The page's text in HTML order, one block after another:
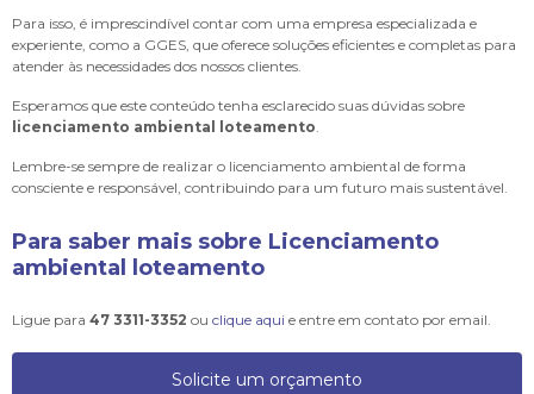
Para isso, é imprescindível contar com uma empresa especializada e
experiente, como a GGES, que oferece soluções eficientes e completas para
atender às necessidades dos nossos clientes.
Esperamos que este conteúdo tenha esclarecido suas dúvidas sobre
licenciamento ambiental loteamento.
Lembre-se sempre de realizar o licenciamento ambiental de forma
consciente e responsável, contribuindo para um futuro mais sustentável.
Para saber mais sobre Licenciamento
ambiental loteamento
Ligue para 47 3311-3352 ou clique aqui e entre em contato por email.
Solicite um orçamento